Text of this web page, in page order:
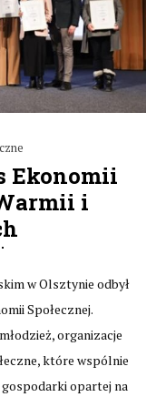
Ekonomii
i
w Olsztynie odbył
Społecznej.
organizacje
które wspólnie
gospodarki opartej na